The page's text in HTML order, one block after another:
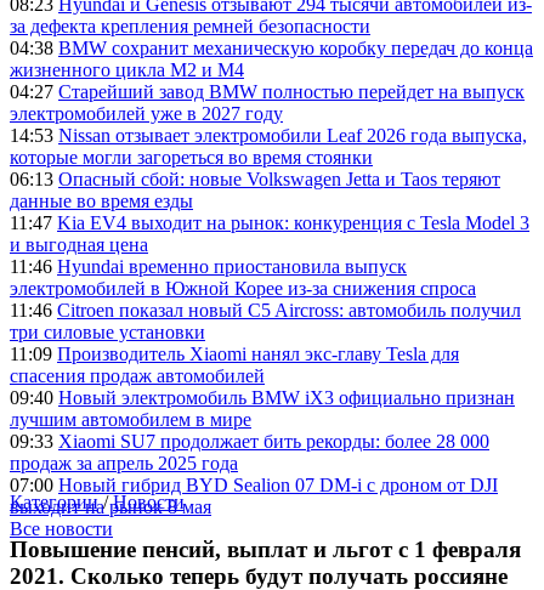
08:23 Hyundai и Genesis отзывают 294 тысячи автомобилей из-
за дефекта крепления ремней безопасности
04:38 BMW сохранит механическую коробку передач до конца
жизненного цикла M2 и M4
04:27 Старейший завод BMW полностью перейдет на выпуск
электромобилей уже в 2027 году
14:53 Nissan отзывает электромобили Leaf 2026 года выпуска,
которые могли загореться во время стоянки
06:13 Опасный сбой: новые Volkswagen Jetta и Taos теряют
данные во время езды
11:47 Kia EV4 выходит на рынок: конкуренция с Tesla Model 3
и выгодная цена
11:46 Hyundai временно приостановила выпуск
электромобилей в Южной Корее из-за снижения спроса
11:46 Citroen показал новый C5 Aircross: автомобиль получил
три силовые установки
11:09 Производитель Xiaomi нанял экс-главу Tesla для
спасения продаж автомобилей
09:40 Новый электромобиль BMW iX3 официально признан
лучшим автомобилем в мире
09:33 Xiaomi SU7 продолжает бить рекорды: более 28 000
продаж за апрель 2025 года
07:00 Новый гибрид BYD Sealion 07 DM-i с дроном от DJI
выходит на рынок 8 мая
Все новости
Категории/Новости
Повышение пенсий, выплат и льгот с 1 февраля
2021. Сколько теперь будут получать россияне